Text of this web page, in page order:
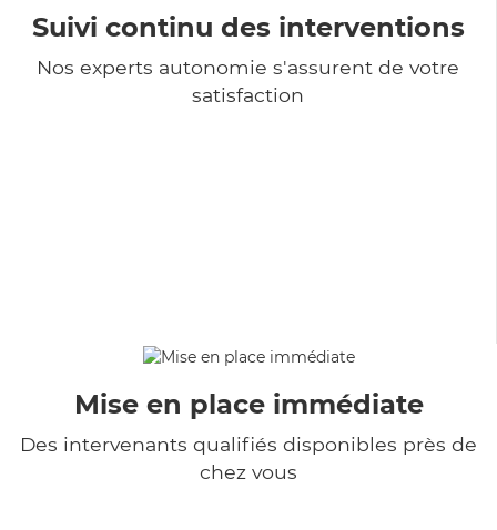
Suivi continu des interventions
Nos experts autonomie s'assurent de votre
satisfaction
Mise en place immédiate
Des intervenants qualifiés disponibles près de
chez vous